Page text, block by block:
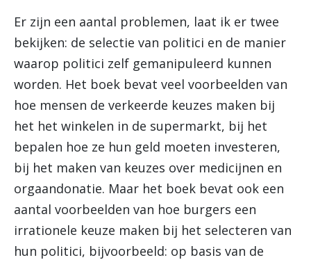
Er zijn een aantal problemen, laat ik er twee
bekijken: de selectie van politici en de manier
waarop politici zelf gemanipuleerd kunnen
worden. Het boek bevat veel voorbeelden van
hoe mensen de verkeerde keuzes maken bij
het het winkelen in de supermarkt, bij het
bepalen hoe ze hun geld moeten investeren,
bij het maken van keuzes over medicijnen en
orgaandonatie. Maar het boek bevat ook een
aantal voorbeelden van hoe burgers een
irrationele keuze maken bij het selecteren van
hun politici, bijvoorbeeld: op basis van de